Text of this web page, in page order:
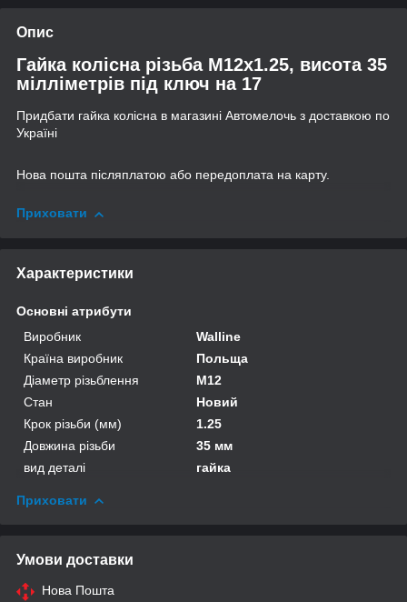
Опис
Гайка колісна різьба М12х1.25, висота 35
мілліметрів під ключ на 17
Придбати гайка колісна в магазині Автомелочь з доставкою по
Україні
Нова пошта післяплатою або передоплата на карту.
Приховати
Характеристики
Основні атрибути
Виробник
Walline
Країна виробник
Польща
Діаметр різьблення
M12
Стан
Новий
Крок різьби (мм)
1.25
Довжина різьби
35 мм
вид деталі
гайка
Приховати
Умови доставки
Нова Пошта